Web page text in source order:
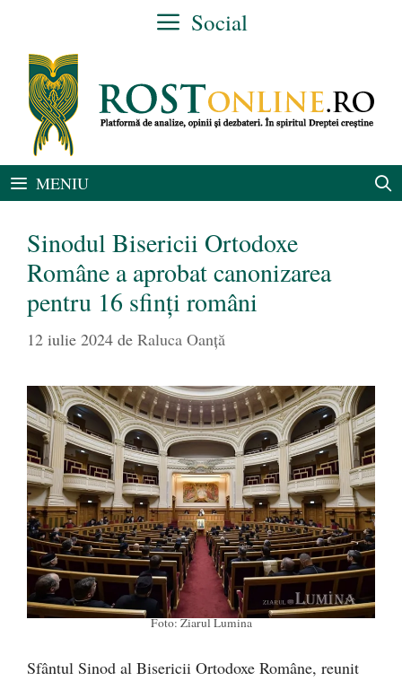
conținut
Social
MENIU
Sinodul Bisericii Ortodoxe
Române a aprobat canonizarea
pentru 16 sfinți români
12 iulie 2024 de Raluca Oanță
Foto: Ziarul Lumina
Sfântul Sinod al Bisericii Ortodoxe Române, reunit